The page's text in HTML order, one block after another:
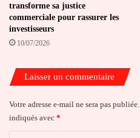
transforme sa justice
commerciale pour rassurer les
investisseurs
10/07/2026
Laisser un commentaire
Votre adresse e-mail ne sera pas publiée.
indiqués avec *